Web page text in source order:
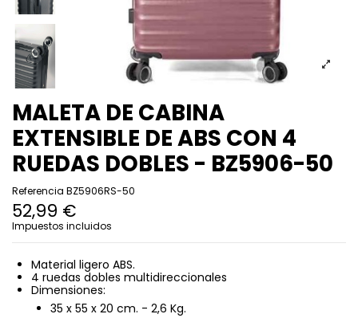
MALETA DE CABINA
EXTENSIBLE DE ABS CON 4
RUEDAS DOBLES - BZ5906-50
Referencia BZ5906RS-50
52,99 €
Impuestos incluidos
Material ligero ABS.
4 ruedas dobles multidireccionales
Dimensiones:
35 x 55 x 20 cm. - 2,6 Kg.